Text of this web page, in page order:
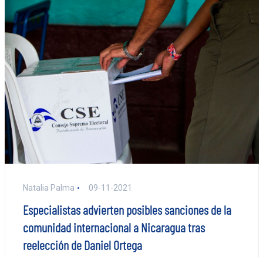
Natalia Palma 09-11-2021
Especialistas advierten posibles sanciones de la
comunidad internacional a Nicaragua tras
reelección de Daniel Ortega